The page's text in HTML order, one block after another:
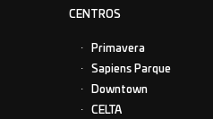
CENTROS
Primavera
Sapiens Parque
Downtown
CELTA